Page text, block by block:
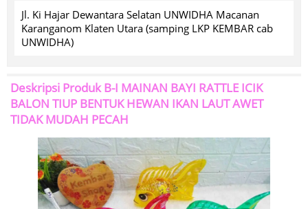
Jl. Ki Hajar Dewantara Selatan UNWIDHA Macanan
Karanganom Klaten Utara (samping LKP KEMBAR cab
UNWIDHA)
Deskripsi ProdukB-I MAINAN BAYI RATTLE ICIK
BALON TIUP BENTUK HEWAN IKAN LAUT AWET
TIDAK MUDAH PECAH